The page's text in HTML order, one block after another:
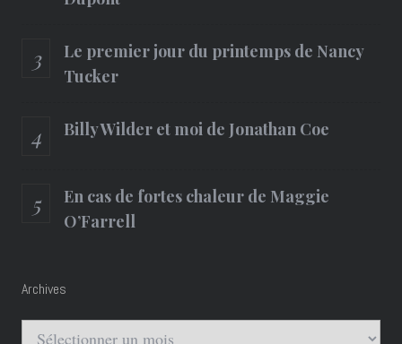
Le premier jour du printemps de Nancy
Tucker
Billy Wilder et moi de Jonathan Coe
En cas de fortes chaleur de Maggie
O’Farrell
Archives
Archives